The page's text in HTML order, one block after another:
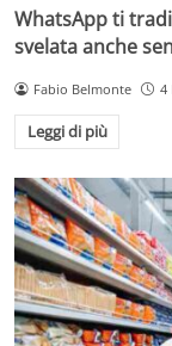
WhatsApp ti
svelata anche
Fabio Belmonte 4
Leggi di più